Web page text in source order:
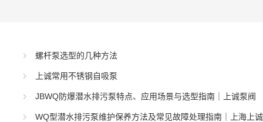
螺杆泵选型的几种方法
上诚常用不锈钢自吸泵
JBWQ防爆潜水排污泵特点、应用场景与选型指南｜上诚泵阀
WQ型潜水排污泵维护保养方法及常见故障处理指南｜上海上